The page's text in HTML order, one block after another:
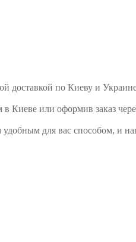
доставкой по Киеву и
или оформив заказ
для вас способом, и